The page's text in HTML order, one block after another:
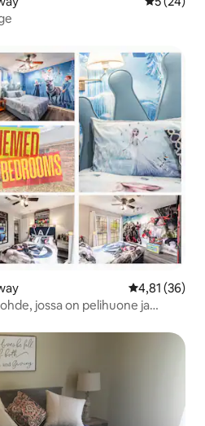
4,81 (36)
jossa on pelihuone ja